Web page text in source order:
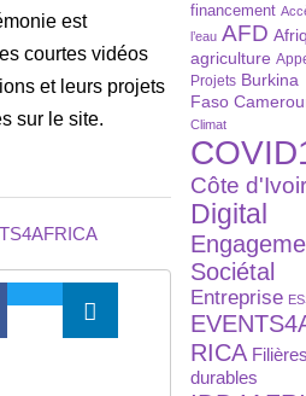
est
courtes vidéos
et leurs projets
sur le site.
financement
l’eau AFD
agriculture
Projets Burkina
Faso
Climat
Côte
Digital
Sociétal
Entreprise
RICA
durables